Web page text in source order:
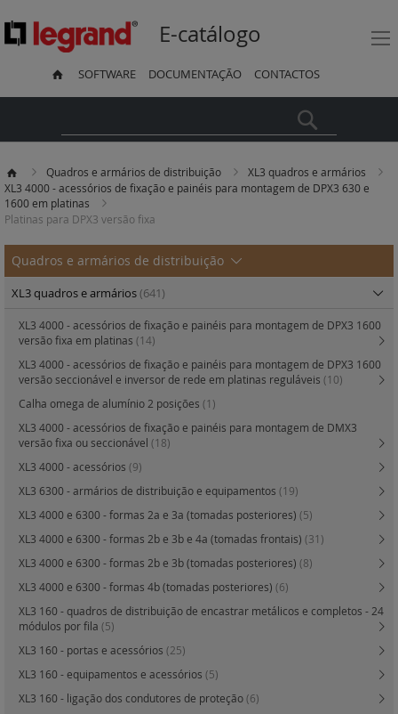
E-catálogo
SOFTWARE DOCUMENTAÇÃO CONTACTOS
Quadros e armários de distribuição
XL3 quadros e armários
XL3 4000 - acessórios de fixação e painéis para montagem de DPX3 630 e
1600 em platinas
Platinas para DPX3 versão fixa
Quadros e armários de distribuição
XL3 quadros e armários(641)
XL3 4000 - acessórios de fixação e painéis para montagem de DPX3 1600
versão fixa em platinas (14)
XL3 4000 - acessórios de fixação e painéis para montagem de DPX3 1600
versão seccionável e inversor de rede em platinas reguláveis (10)
Calha omega de alumínio 2 posições (1)
XL3 4000 - acessórios de fixação e painéis para montagem de DMX3
versão fixa ou seccionável (18)
XL3 4000 - acessórios (9)
XL3 6300 - armários de distribuição e equipamentos (19)
XL3 4000 e 6300 - formas 2a e 3a (tomadas posteriores) (5)
XL3 4000 e 6300 - formas 2b e 3b e 4a (tomadas frontais) (31)
XL3 4000 e 6300 - formas 2b e 3b (tomadas posteriores) (8)
XL3 4000 e 6300 - formas 4b (tomadas posteriores) (6)
XL3 160 - quadros de distribuição de encastrar metálicos e completos - 24
módulos por fila (5)
XL3 160 - portas e acessórios (25)
XL3 160 - equipamentos e acessórios (5)
XL3 160 - ligação dos condutores de proteção(6)